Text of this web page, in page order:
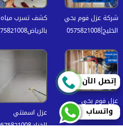
شركة عزل فوم بحي
الخليج|0575821008
كشف تسرب مياه
بالرياض0575821008
عزل فوم بحي
قرطبه|0575821008
عزل اسمنتي
للخزان0575821008
إتصل الآن
واتساب